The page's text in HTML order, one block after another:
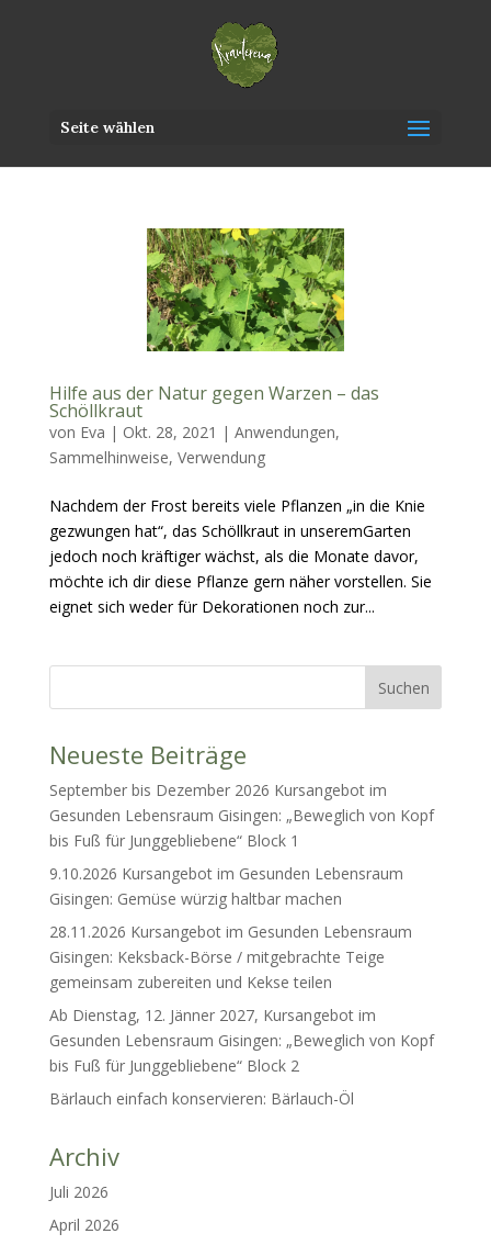
Seite wählen
Hilfe aus der Natur gegen Warzen – das
Schöllkraut
von Eva | Okt. 28, 2021 | Anwendungen,
Sammelhinweise, Verwendung
Nachdem der Frost bereits viele Pflanzen „in die Knie
gezwungen hat“, das Schöllkraut in unseremGarten
jedoch noch kräftiger wächst, als die Monate davor,
möchte ich dir diese Pflanze gern näher vorstellen. Sie
eignet sich weder für Dekorationen noch zur...
Neueste Beiträge
September bis Dezember 2026 Kursangebot im
Gesunden Lebensraum Gisingen: „Beweglich von Kopf
bis Fuß für Junggebliebene“ Block 1
9.10.2026 Kursangebot im Gesunden Lebensraum
Gisingen: Gemüse würzig haltbar machen
28.11.2026 Kursangebot im Gesunden Lebensraum
Gisingen: Keksback-Börse / mitgebrachte Teige
gemeinsam zubereiten und Kekse teilen
Ab Dienstag, 12. Jänner 2027, Kursangebot im
Gesunden Lebensraum Gisingen: „Beweglich von Kopf
bis Fuß für Junggebliebene“ Block 2
Bärlauch einfach konservieren: Bärlauch-Öl
Archiv
Juli 2026
April 2026